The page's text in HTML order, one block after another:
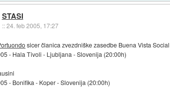
STASI
::24. feb 2005, 17:27
sicer članica zvezdniške zasedbe Buena Vista
- Hala Tivoli - Ljubljana - Slovenija (20:00h)
- Bonifika - Koper - Slovenija (20:00h)